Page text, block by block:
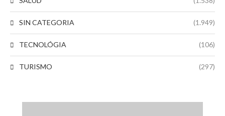
SIN CATEGORIA (1.949)
TECNOLÓGIA (106)
TURISMO (297)